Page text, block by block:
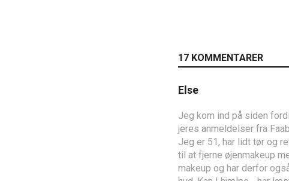
17 KOMMENTARER
Else
Jeg kom ind på siden
jeres anmeldelser fra
Jeg er 51, har lidt tør og
til at fjerne øjenmakeup
makeup og har derfor